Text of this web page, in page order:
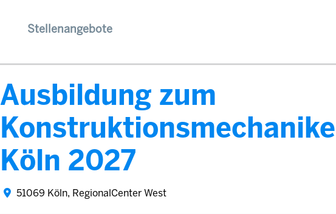
Stellenangebote
Ausbildung zum
Köln 2027
51069 Köln, RegionalCenter West